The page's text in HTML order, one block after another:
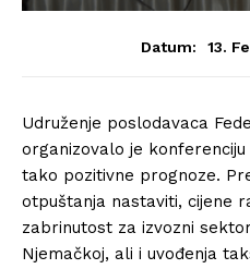
Datum: 13.
Udruženje poslodavaca
organizovalo je
tako pozitivne prognoze.
otpuštanja nastaviti, cijene
zabrinutost za izvozni
Njemačkoj, ali i uvođenja